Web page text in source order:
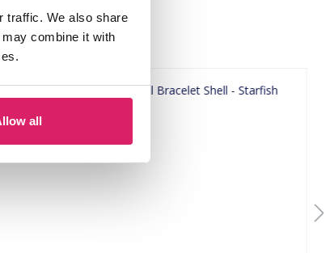
traffic. We also share
combine it with
all